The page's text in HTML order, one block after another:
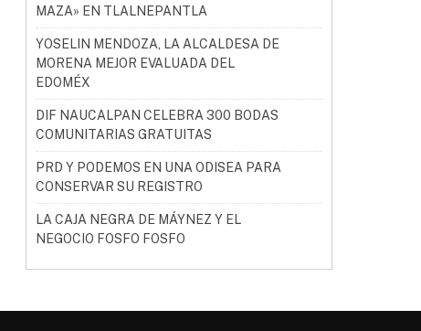
MAZA» EN TLALNEPANTLA
YOSELIN MENDOZA, LA ALCALDESA DE
MORENA MEJOR EVALUADA DEL
EDOMÉX
DIF NAUCALPAN CELEBRA 300 BODAS
COMUNITARIAS GRATUITAS
PRD Y PODEMOS EN UNA ODISEA PARA
CONSERVAR SU REGISTRO
LA CAJA NEGRA DE MÁYNEZ Y EL
NEGOCIO FOSFO FOSFO